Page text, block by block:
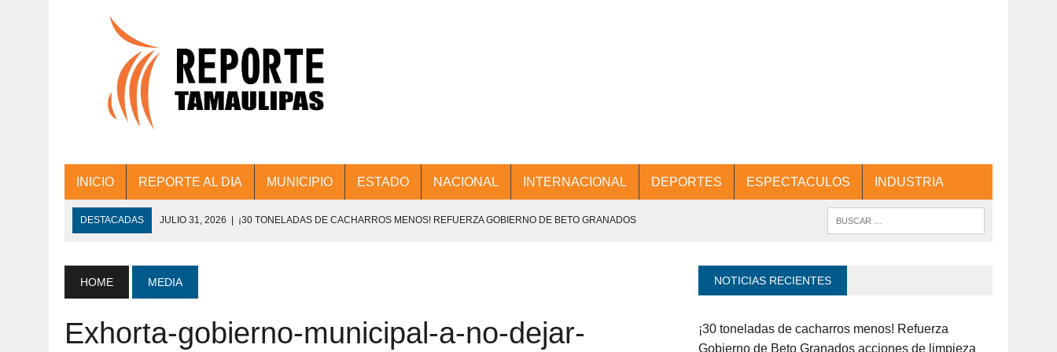
INICIO REPORTE AL DIA MUNICIPIO ESTADO NACIONAL INTERNACIONAL DEPORTES ESPECTACULOS INDUSTRIA
DESTACADAS JULIO 31, 2026 | ¡30 TONELADAS DE CACHARROS MENOS! REFUERZA GOBIERNO DE BETO GRANADOS
JULIO 30, 2026 | 💧🚰 ¡AGUA PARA LA COMUNIDAD!
JULIO 30, 2026 ¡TRABAJO EN EQUIPO Y RESULTADOS! ENCABEZA BETO GRANADOS MESA DE TRABAJO CON PRESIDENTES
HOME MEDIA
Exhorta-gobierno-municipal-a-no-dejar-
NOTICIAS RECIENTES
¡30 toneladas de cacharros menos! Refuerza
Gobierno de Beto Granados acciones de limpieza